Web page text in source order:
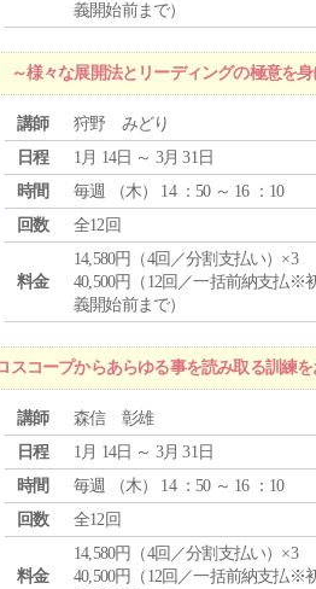
義開始前まで）
様々な展開法とリーディングの極意を身
講師
狩野 みどり
日程
1月 14日 ～ 3月 31日
時間
毎週 （木） 14 ：50 ～ 16 ：10
回数
全12回
料金
14,580円（4回／分割支払い）×3
40,500円（12回／一括前納支払※
義開始前まで）
コープからあらゆる事を読み取る訓練を
講師
森信 彰雄
日程
1月 14日 ～ 3月 31日
時間
毎週 （木） 14 ：50 ～ 16 ：10
回数
全12回
料金
14,580円（4回／分割支払い）×3
40,500円（12回／一括前納支払※